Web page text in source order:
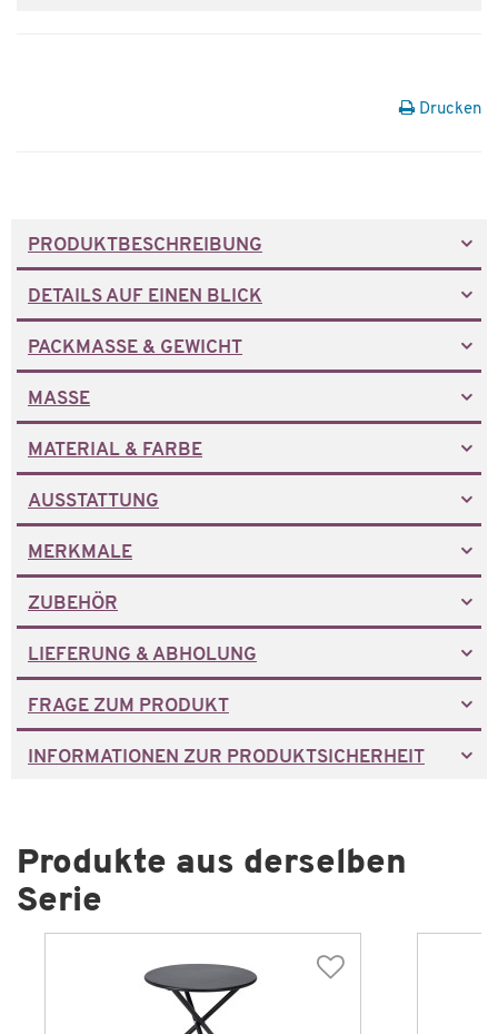
Drucken
PRODUKTBESCHREIBUNG
DETAILS AUF EINEN BLICK
PACKMASSE & GEWICHT
MASSE
MATERIAL & FARBE
AUSSTATTUNG
MERKMALE
ZUBEHÖR
LIEFERUNG & ABHOLUNG
FRAGE ZUM PRODUKT
INFORMATIONEN ZUR PRODUKTSICHERHEIT
Produkte aus derselben
Serie